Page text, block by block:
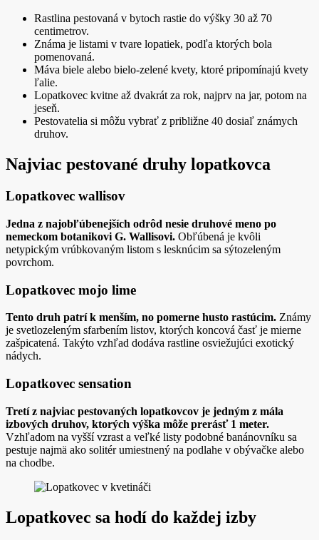
Rastlina pestovaná v bytoch rastie do výšky 30 až 70
centimetrov.
Známa je listami v tvare lopatiek, podľa ktorých bola
pomenovaná.
Máva biele alebo bielo-zelené kvety, ktoré pripomínajú kvety
ľalie.
Lopatkovec kvitne až dvakrát za rok, najprv na jar, potom na
jeseň.
Pestovatelia si môžu vybrať z približne 40 dosiaľ známych
druhov.
Najviac pestované druhy lopatkovca
Lopatkovec wallisov
Jedna z najobľúbenejších odrôd nesie druhové meno po
nemeckom botanikovi G. Wallisovi. Obľúbená je kvôli
netypickým vrúbkovaným listom s lesknúcim sa sýtozeleným
povrchom.
Lopatkovec mojo lime
Tento druh patrí k menším, no pomerne husto rastúcim. Známy
je svetlozeleným sfarbením listov, ktorých koncová časť je mierne
zašpicatená. Takýto vzhľad dodáva rastline osviežujúci exotický
nádych.
Lopatkovec sensation
Tretí z najviac pestovaných lopatkovcov je jedným z mála
izbových druhov, ktorých výška môže prerásť 1 meter.
Vzhľadom na vyšší vzrast a veľké listy podobné banánovníku sa
pestuje najmä ako solitér umiestnený na podlahe v obývačke alebo
na chodbe.
Lopatkovec sa hodí do každej izby